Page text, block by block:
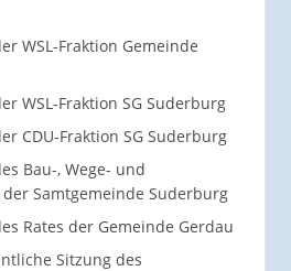
WSL-Fraktion Gemeinde
WSL-Fraktion SG Suderburg
CDU-Fraktion SG Suderburg
Bau-, Wege- und
Samtgemeinde Suderburg
Rates der Gemeinde Gerdau
Sitzung des